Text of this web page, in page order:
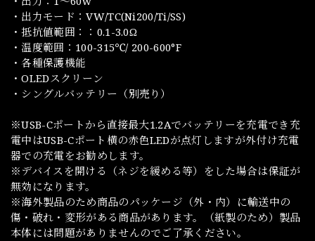
・出力モード：VW/TC(Ni200/Ti/SS)
・抵抗値範囲：：0.1-3.0Ω
・温度範囲：100-315℃/ 200-600°F
・各種保護機能
・OLEDスクリーン
・シングルバッテリー（別売り）
※USB-Cポートから直接最大1.2Aでバッテリーを充電でき充
電中はUSB-Cポート横の赤色LEDが点灯しますが外付け充電
器での充電をお勧めします。
※デバイスを開ける（ネジを緩める等）をした場合は保証が
無効になります。
※海外製品のため商品のパッケージ（外・内）に輸送中の
傷・破れ・変形がある商品があります。（紙製のため）製品
本体には問題がありませんのでご了承ください。